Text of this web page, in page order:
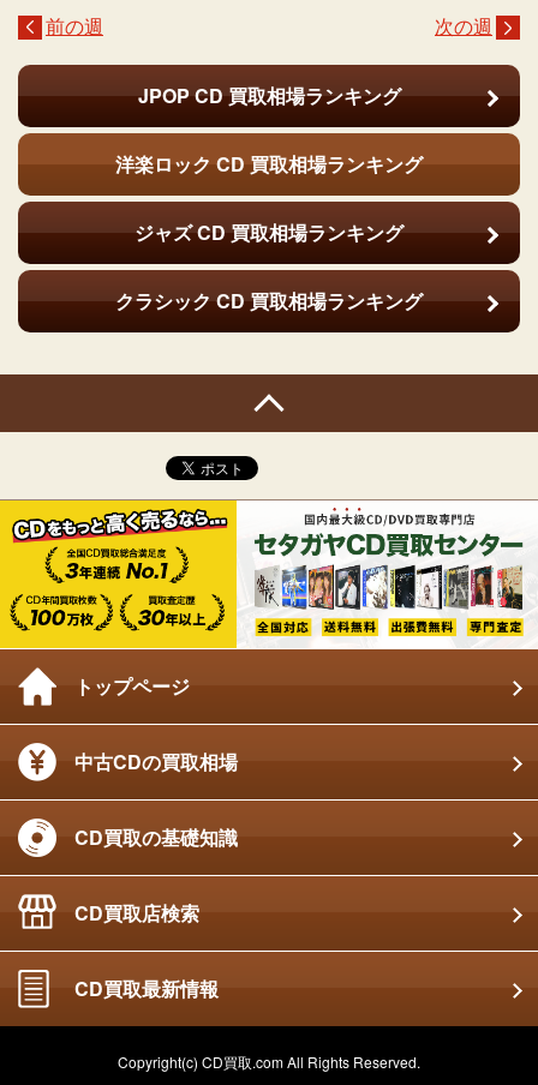
前の週 次の週
JPOP CD買取相場ランキング
洋楽ロック CD 買取相場ランキング
ジャズ CD買取相場ランキング
クラシック CD買取相場ランキング
トップページ
中古CDの買取相場
CD買取の基礎知識
CD買取店検索
CD買取最新情報
Copyright(c) CD買取.com All Rights Reserved.